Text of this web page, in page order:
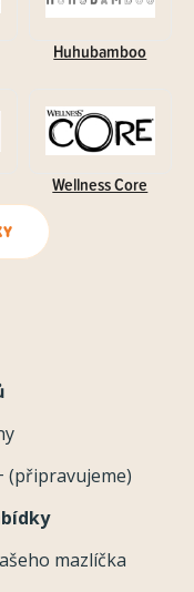
Huhubamboo
Wellness Core
(připravujeme)
mazlíčka